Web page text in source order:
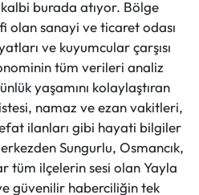
burada atıyor. Bölge
olan sanayi ve ticaret odası
ve kuyumcular çarşısı
tüm verileri analiz
yaşamını kolaylaştıran
namaz ve ezan vakitleri,
ilanları gibi hayati bilgiler
Sungurlu, Osmancık,
tüm ilçelerin sesi olan Yayla
güvenilir haberciliğin tek